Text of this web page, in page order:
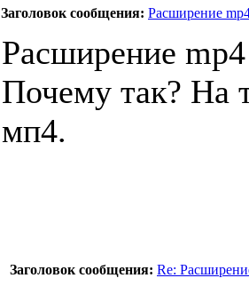
Заголовок сообщения: Расширение
Расширение
Почему так? На
мп4.
Заголовок сообщения: Re: